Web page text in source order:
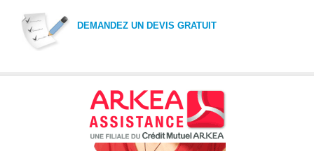
DEMANDEZ UN DEVIS GRATUIT